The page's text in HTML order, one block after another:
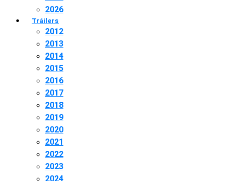
2026
Tráilers
2012
2013
2014
2015
2016
2017
2018
2019
2020
2021
2022
2023